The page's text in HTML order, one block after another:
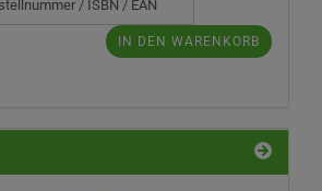
IN DEN WARENKORB